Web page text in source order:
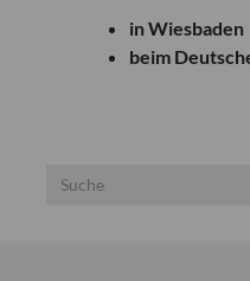
in Wiesbaden
beim